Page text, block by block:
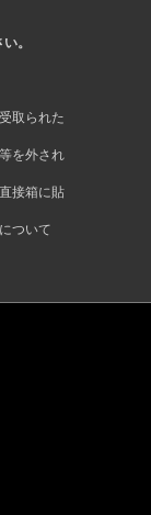
。
取られた
を外され
接箱に貼
ついて